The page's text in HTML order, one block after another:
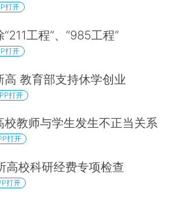
打开
工程”、“985工程”
打开
高 教育部支持休学创业
打开
校教师与学生发生不正当关系
打开
高校科研经费专项检查
打开